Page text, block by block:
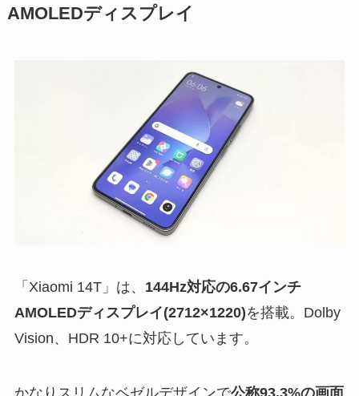
AMOLEDディスプレイ
「Xiaomi 14T」は、 144Hz対応の6.67インチ
AMOLEDディスプレイ(2712×1220)を搭載。Dolby
Vision、HDR 10+に対応しています。
かなりスリムなベゼルデザインで公称93.3%の画面